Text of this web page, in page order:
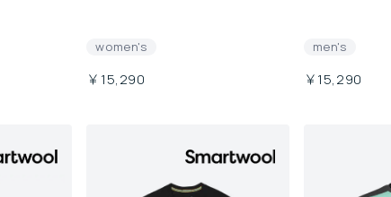
women's
￥15,290
men's
￥15,290